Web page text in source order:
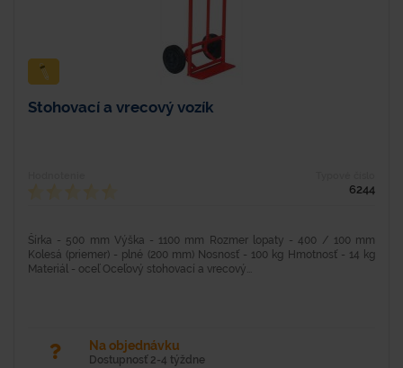
Stohovací a vrecový vozík
6244
Šírka - 500 mm Výška - 1100 mm Rozmer lopaty - 400 / 100 mm
Kolesá (priemer) - plné (200 mm) Nosnosť - 100 kg Hmotnosť - 14 kg
Materiál - oceľ Oceľový stohovací a vrecový...
Na objednávku
Dostupnosť 2-4 týždne